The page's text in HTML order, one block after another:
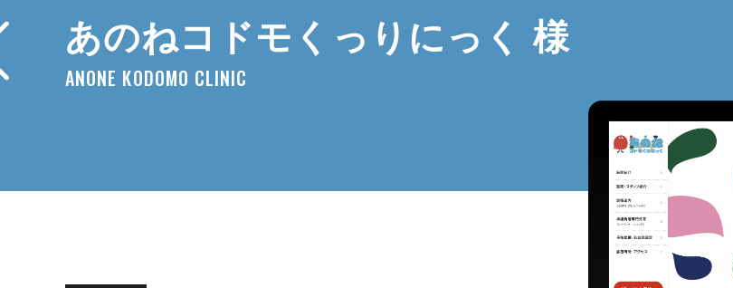
あのねコドモくっりにっく 様
ANONE KODOMO CLINIC